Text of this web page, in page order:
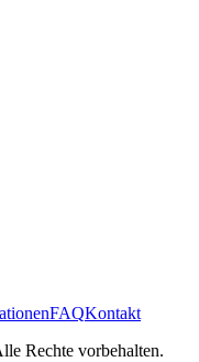
FAQKontakt
Rechte vorbehalten.